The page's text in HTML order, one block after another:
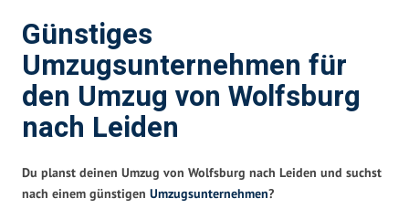
Günstiges
Umzugsunternehmen für
den Umzug von Wolfsburg
nach Leiden
Du planst deinen Umzug von Wolfsburg nach Leiden und suchst
nach einem günstigen Umzugsunternehmen?